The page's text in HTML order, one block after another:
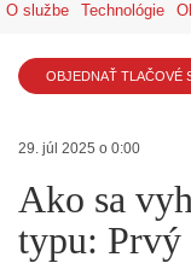
O službe Technológie
OBJEDNAŤ TLAČOVÉ
29. júl 2025 o 0:00
Ako sa
typu: Prvý